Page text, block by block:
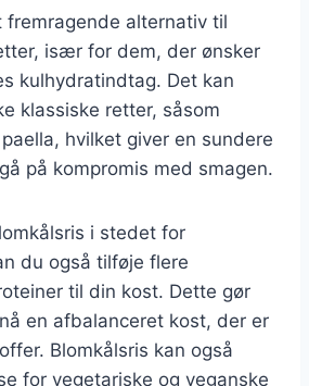
fremragende alternativ til
især for dem, der ønsker
kulhydratindtag. Det kan
klassiske retter, såsom
hvilket giver en sundere
på kompromis med smagen.
i stedet for
du også tilføje flere
til din kost. Dette gør
en afbalanceret kost, der er
Blomkålsris kan også
for vegetariske og veganske